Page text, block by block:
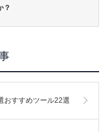
？
おすすめツール22選